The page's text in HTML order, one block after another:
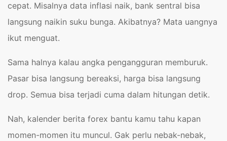
cepat. Misalnya data inflasi naik, bank sentral bisa
langsung naikin suku bunga. Akibatnya? Mata uangnya
ikut menguat.
Sama halnya kalau angka pengangguran memburuk.
Pasar bisa langsung bereaksi, harga bisa langsung
drop. Semua bisa terjadi cuma dalam hitungan detik.
Nah, kalender berita forex bantu kamu tahu kapan
momen-momen itu muncul. Gak perlu nebak-nebak,